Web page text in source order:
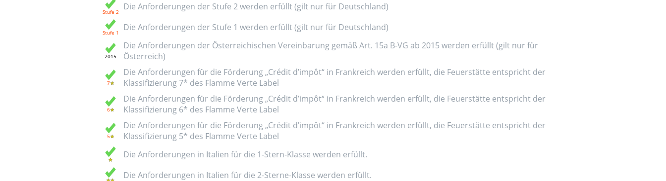
Die Anforderungen der Stufe 2 werden erfüllt (gilt nur für Deutschland)
Die Anforderungen der Stufe 1 werden erfüllt (gilt nur für Deutschland)
Die Anforderungen der Österreichischen Vereinbarung gemäß Art. 15a B-VG ab 2015 werden erfüllt (gilt nur für
Österreich)
Die Anforderungen für die Förderung „Crédit d’impôt“ in Frankreich werden erfüllt, die Feuerstätte entspricht der
Klassifizierung 7* des Flamme Verte Label
Die Anforderungen für die Förderung „Crédit d’impôt“ in Frankreich werden erfüllt, die Feuerstätte entspricht der
Klassifizierung 6* des Flamme Verte Label
Die Anforderungen für die Förderung „Crédit d’impôt“ in Frankreich werden erfüllt, die Feuerstätte entspricht der
Klassifizierung 5* des Flamme Verte Label
Die Anforderungen in Italien für die 1-Stern-Klasse werden erfüllt.
Die Anforderungen in Italien für die 2-Sterne-Klasse werden erfüllt.